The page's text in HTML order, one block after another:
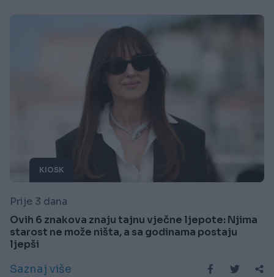
KIOSK
Prije 3 dana
Ovih 6 znakova znaju tajnu vječne ljepote: Njima
starost ne može ništa, a sa godinama postaju
ljepši
Saznaj više